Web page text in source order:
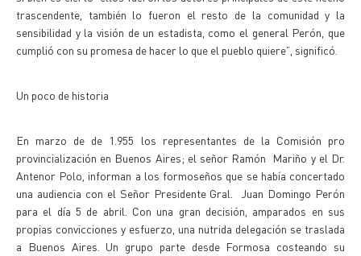
trascendente, también lo fueron el resto de la comunidad y la
sensibilidad y la visión de un estadista, como el general Perón, que
cumplió con su promesa de hacer lo que el pueblo quiere”, significó.
Un poco de historia
En marzo de de 1.955 los representantes de la Comisión pro
provincialización en Buenos Aires; el señor Ramón Mariño y el Dr.
Antenor Polo, informan a los formoseños que se había concertado
una audiencia con el Señor Presidente Gral. Juan Domingo Perón
para el día 5 de abril. Con una gran decisión, amparados en sus
propias convicciones y esfuerzo, una nutrida delegación se traslada
a Buenos Aires. Un grupo parte desde Formosa costeando su